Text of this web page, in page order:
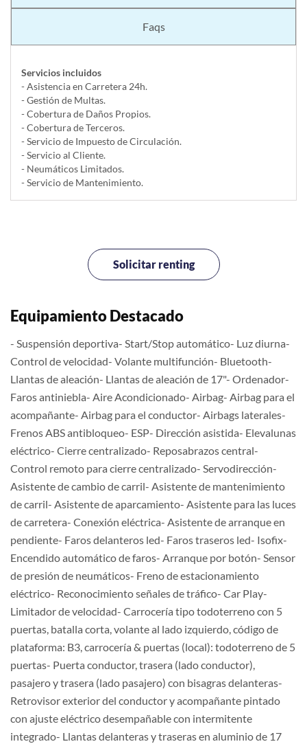
Faqs
Servicios incluidos
- Asistencia en Carretera 24h.
- Gestión de Multas.
- Cobertura de Daños Propios.
- Cobertura de Terceros.
- Servicio de Impuesto de Circulación.
- Servicio al Cliente.
- Neumáticos Limitados.
- Servicio de Mantenimiento.
Solicitar renting
Equipamiento Destacado
- Suspensión deportiva- Start/Stop automático- Luz diurna-
Control de velocidad- Volante multifunción- Bluetooth-
Llantas de aleación- Llantas de aleación de 17"- Ordenador-
Faros antiniebla- Aire Acondicionado- Airbag- Airbag para el
acompañante- Airbag para el conductor- Airbags laterales-
Frenos ABS antibloqueo- ESP- Dirección asistida- Elevalunas
eléctrico- Cierre centralizado- Reposabrazos central-
Control remoto para cierre centralizado- Servodirección-
Asistente de cambio de carril- Asistente de mantenimiento
de carril- Asistente de aparcamiento- Asistente para las luces
de carretera- Conexión eléctrica- Asistente de arranque en
pendiente- Faros delanteros led- Faros traseros led- Isofix-
Encendido automático de faros- Arranque por botón- Sensor
de presión de neumáticos- Freno de estacionamiento
eléctrico- Reconocimiento señales de tráfico- Car Play-
Limitador de velocidad- Carrocería tipo todoterreno con 5
puertas, batalla corta, volante al lado izquierdo, código de
plataforma: B3, carrocería & puertas (local): todoterreno de 5
puertas- Puerta conductor, trasera (lado conductor),
pasajero y trasera (lado pasajero) con bisagras delanteras-
Retrovisor exterior del conductor y acompañante pintado
con ajuste eléctrico desempañable con intermitente
integrado- Llantas delanteras y traseras en aluminio de 17